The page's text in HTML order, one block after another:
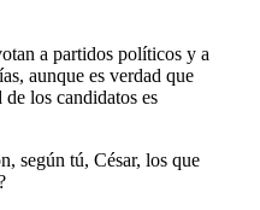
a partidos políticos y a
aunque es verdad que
los candidatos es
según tú, César, los que